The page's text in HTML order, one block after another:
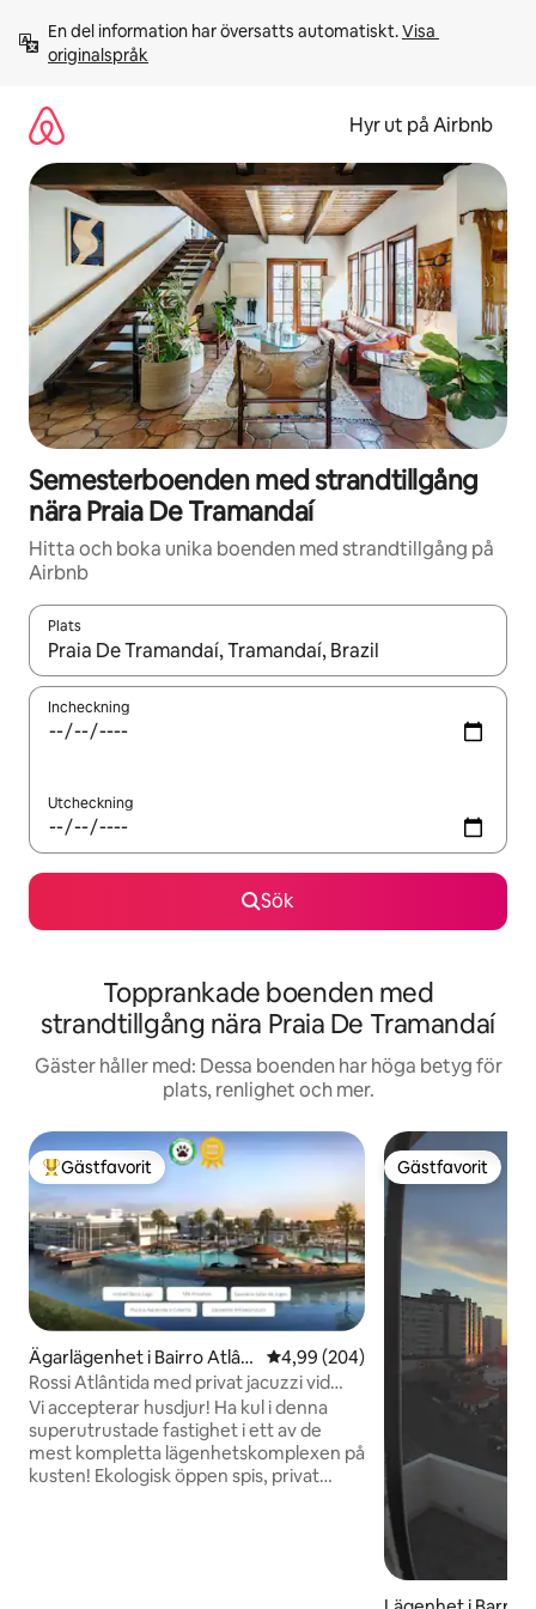
innehåll
En del information har översatts automatiskt. Visa
originalspråk
Hyr ut på Airbnb
Semesterboenden med strandtillgång
nära Praia De Tramandaí
Hitta och boka unika boenden med strandtillgång på
Airbnb
Plats
När resultaten är tillgängliga kan du navigera med upp- och
Incheckning
Utcheckning
Sök
Topprankade boenden med
strandtillgång nära Praia De Tramandaí
Gäster håller med: Dessa boenden har höga betyg för
plats, renlighet och mer.
Populär gästfavorit
Gästfavorit
Ägarlägenhet i Bairro Atlân
tida
4,99 av 5 i genomsnittligt
4,99 (204)
Rossi Atlântida med privat jacuzzi vid
sjön
Vi accepterar husdjur! Ha kul i denna
superutrustade fastighet i ett av de
mest kompletta lägenhetskomplexen på
kusten! Ekologisk öppen spis, privat
Gästfavorit
Gästfavorit